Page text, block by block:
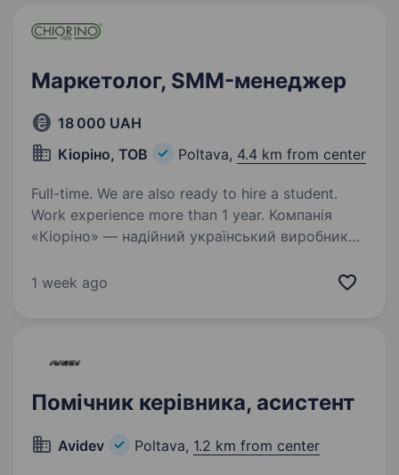
Маркетолог, SMM-менеджер
18 000 UAH
Кіоріно, ТОВ
Poltava, 4.4 km from center
Full-time. We are also ready to hire a student.
Work experience more than 1 year. Компанія
«Кіоріно» — надійний український виробник
на ринку та постійно розвивається.
1 week ago
Помічник керівника, асистент
Avidev Poltava, 1.2 km from center